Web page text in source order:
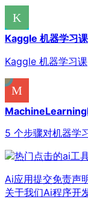
Kaggle 机器学习课
Kaggle 机器学习课
5 个步骤对机器学
Ai应用提交免责声
关于我们Ai程序开